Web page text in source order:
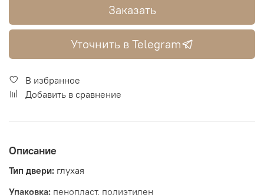
Заказать
Уточнить в Telegram
В избранное
Добавить в сравнение
Описание
Тип двери: глухая
Упаковка: пенопласт, полиэтилен